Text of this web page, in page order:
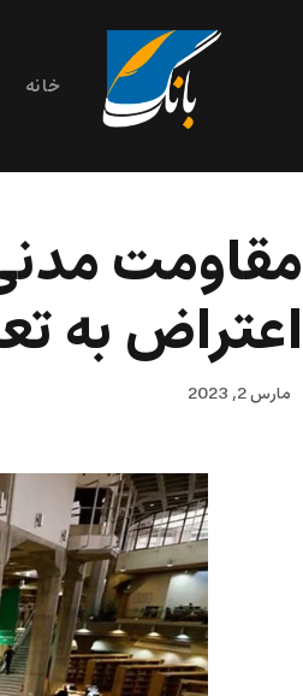
خانه
اعتراض به
مارس 2, 2023